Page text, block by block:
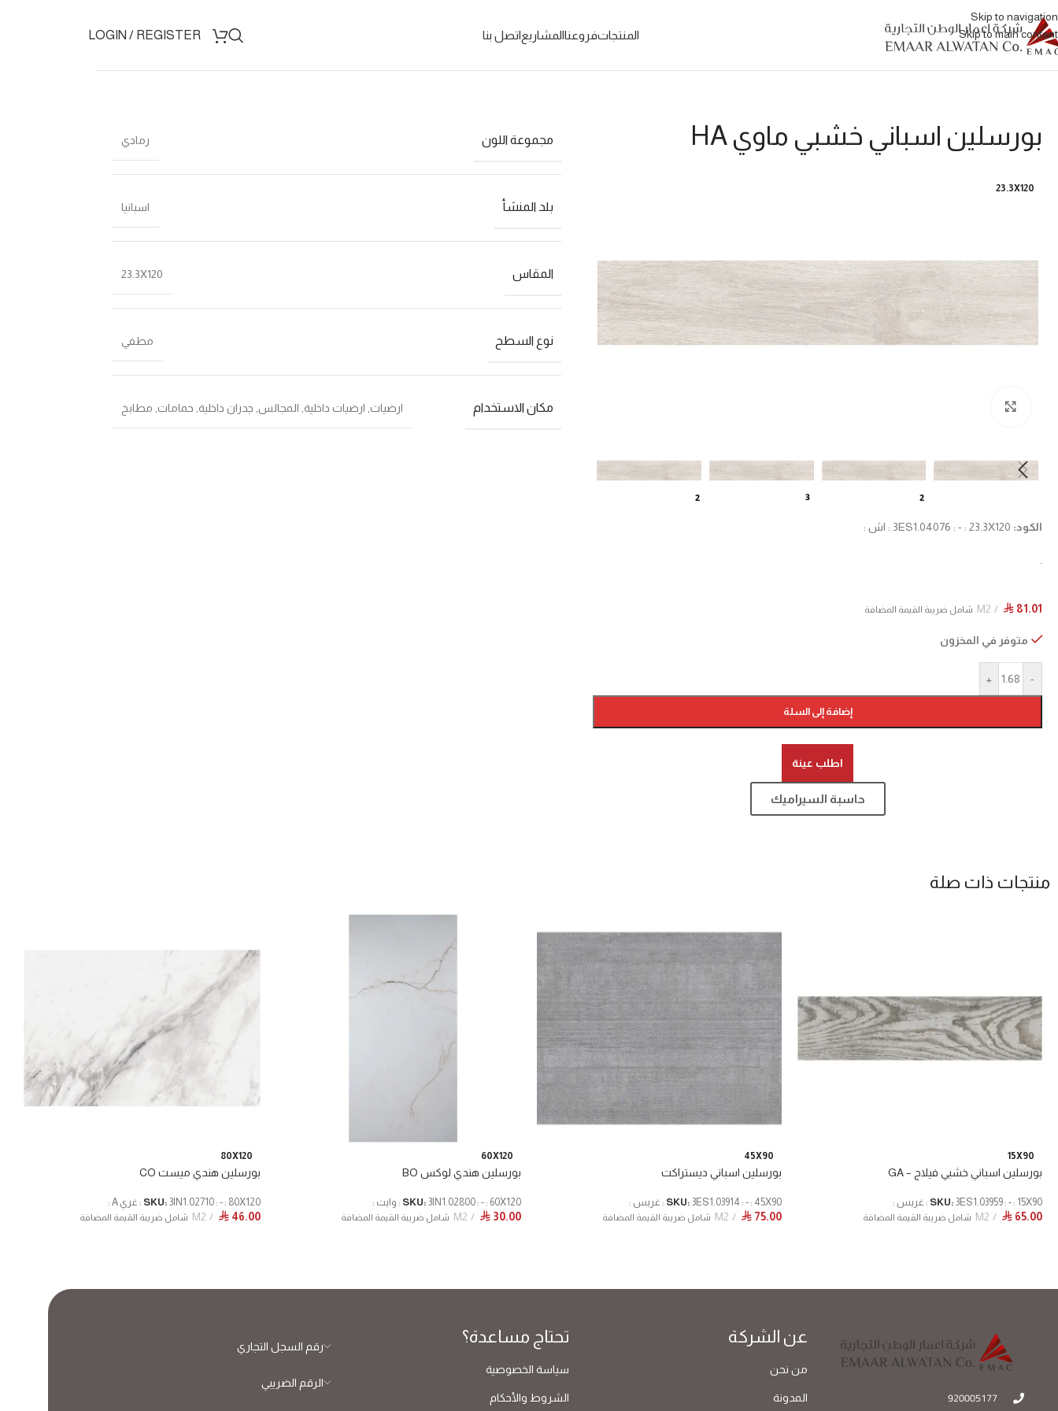
Skip to navigation
Skip to main content
المنتجاتفروعناالمشاريعاتصل بنا LOGIN / REGISTER
بورسلين اسباني خشبي ماوي HA
23.3X120
الكود: 3ES1.04076 : - : 23.3X120 : اش :
⃁ 81.01
M2 شامل ضريبة القيمة المضافة
متوفر في المخزون
-
+
إضافة إلى السلة
اطلب عينة
حاسبة السيراميك
مجموعة اللون رمادي
بلد المنشأ اسبانيا
المقاس 23.3X120
نوع السطح مطفي
مكان الاستخدام ارضيات ارضيات داخلية المجالس جدران داخلية حمامات مطابخ
منتجات ذات صلة
15X90
بورسلين اسباني خشبي فيلاج – GA
SKU: 3ES1.03959 : - : 15X90 : غريس :
⃁ 65.00
M2 شامل ضريبة القيمة المضافة
45X90
بورسلين اسباني ديستراكت
SKU: 3ES1.03914 : - : 45X90 : غريس :
⃁ 75.00
M2 شامل ضريبة القيمة المضافة
60X120
بورسلين هندي لوكس BO
SKU: 3IN1.02800 : - : 60X120 : وايت :
⃁ 30.00
M2 شامل ضريبة القيمة المضافة
80X120
بورسلين هندي ميست CO
SKU: 3IN1.02710 : - : 80X120 : غري A :
⃁ 46.00
M2 شامل ضريبة القيمة المضافة
920005177
عن الشركة
من نحن
المدونة
تحتاج مساعدة؟
سياسة الخصوصية
الشروط والأحكام
رقم السجل التجاري
الرقم الضريبي